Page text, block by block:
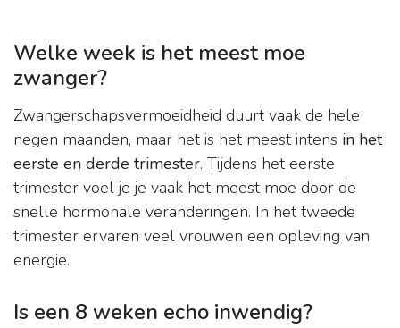
Welke week is het meest moe
zwanger?
Zwangerschapsvermoeidheid duurt vaak de hele
negen maanden, maar het is het meest intens in het
eerste en derde trimester. Tijdens het eerste
trimester voel je je vaak het meest moe door de
snelle hormonale veranderingen. In het tweede
trimester ervaren veel vrouwen een opleving van
energie.
Is een 8 weken echo inwendig?